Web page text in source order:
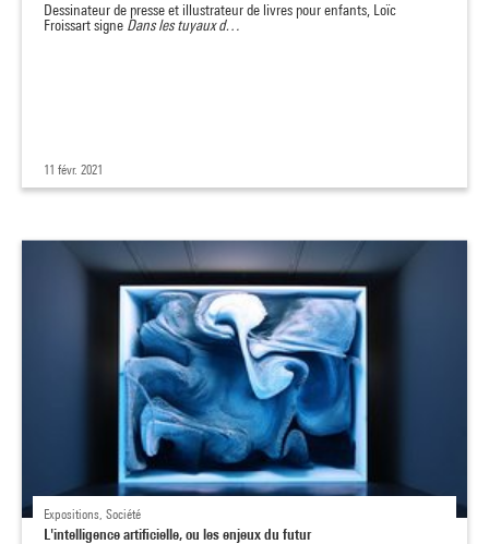
Dessinateur de presse et illustrateur de livres pour enfants, Loïc
Froissart signe Dans les tuyaux d…
11 févr. 2021
Expositions, Société
L'intelligence artificielle, ou les enjeux du futur